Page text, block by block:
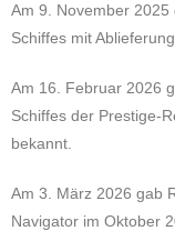
Am 9. November
Schiffes mit
Am 16. Februar 2026
Schiffes der Prestige-
bekannt.
Am 3. März 2026 gab
Navigator im Oktober